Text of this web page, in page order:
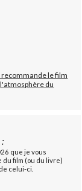
recommande le film
du
que je vous
film (ou du livre)
celui-ci.